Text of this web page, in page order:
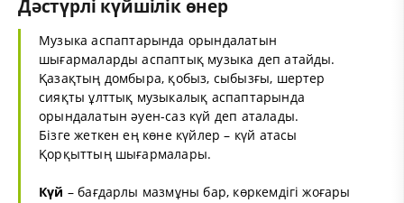
Дәстүрлі күйшілік өнер
Музыка аспаптарында орындалатын
шығармаларды аспаптық музыка деп атайды.
Қазақтың домбыра, қобыз, сыбызғы, шертер
сияқты ұлттық музыкалық аспаптарында
орындалатын әуен-саз күй деп аталады.
Бізге жеткен ең көне күйлер – күй атасы
Қорқыттың шығармалары.
Күй – бағдарлы мазмұны бар, көркемдігі жоғары